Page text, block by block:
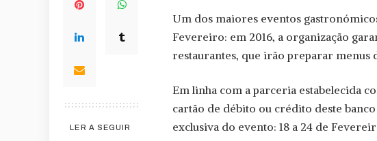
LER A SEGUIR
Um dos maiores eventos
Fevereiro: em 2016, a organização
restaurantes, que irão preparar menus
Em linha com a parceria estabelecida
cartão de débito ou crédito deste
exclusiva do evento: 18 a 24 de